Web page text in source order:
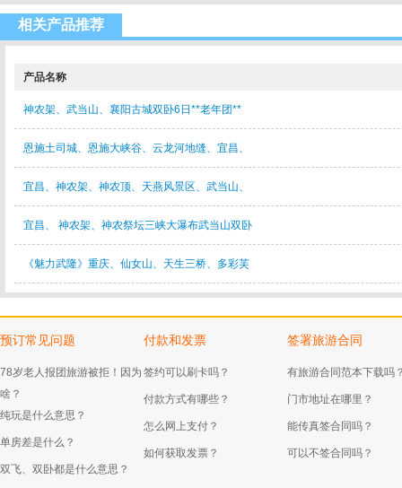
相关产品推荐
产品名称
神农架、武当山、襄阳古城双卧6日**老年团**
恩施土司城、恩施大峡谷、云龙河地缝、宜昌、
宜昌、神农架、神农顶、天燕风景区、武当山、
宜昌、 神农架、神农祭坛三峡大瀑布武当山双卧
《魅力武隆》重庆、仙女山、天生三桥、多彩芙
预订常见问题
78岁老人报团旅游被拒！因为
啥？
纯玩是什么意思？
单房差是什么？
双飞、双卧都是什么意思？
付款和发票
签约可以刷卡吗？
付款方式有哪些？
怎么网上支付？
如何获取发票？
签署旅游合同
有旅游合同范本下载吗
门市地址在哪里？
能传真签合同吗？
可以不签合同吗？